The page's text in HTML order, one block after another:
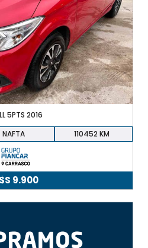
5PTS 2016
NAFTA 110452
9.900